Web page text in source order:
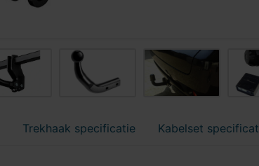
Trekhaak specificatie Kabelset